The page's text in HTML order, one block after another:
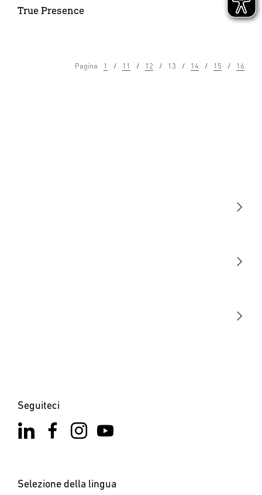
True Presence
Pagina 1 11 12 13 14 15 16
Seguiteci
Selezione della lingua